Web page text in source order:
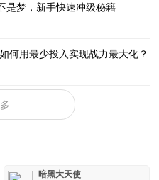
是梦，新手快速冲级秘籍
何用最少投入实现战力最大化？
暗黑大天使